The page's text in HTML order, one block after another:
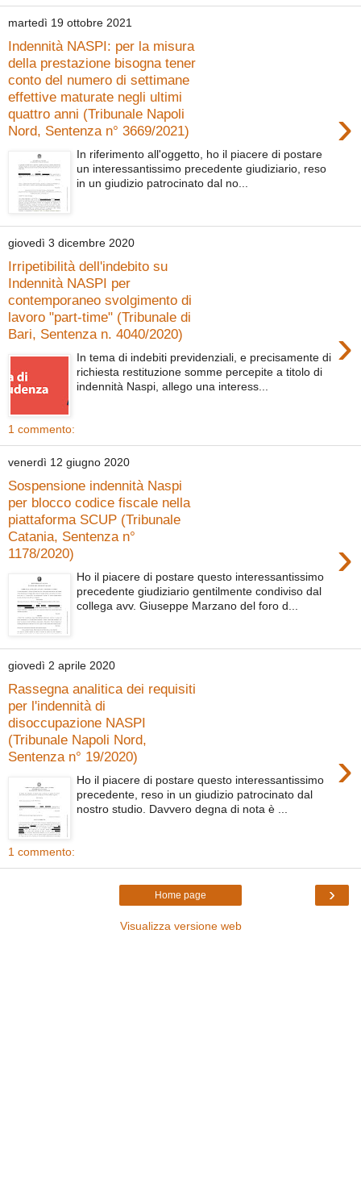
martedì 19 ottobre 2021
Indennità NASPI: per la misura
della prestazione bisogna tener
conto del numero di settimane
effettive maturate negli ultimi
quattro anni (Tribunale Napoli
Nord, Sentenza n° 3669/2021)
›
In riferimento all'oggetto, ho il piacere di postare
un interessantissimo precedente giudiziario, reso
in un giudizio patrocinato dal no...
giovedì 3 dicembre 2020
Irripetibilità dell'indebito su
Indennità NASPI per
contemporaneo svolgimento di
lavoro "part-time" (Tribunale di
Bari, Sentenza n. 4040/2020)
›
In tema di indebiti previdenziali, e precisamente di
richiesta restituzione somme percepite a titolo di
indennità Naspi, allego una interess...
1 commento:
venerdì 12 giugno 2020
Sospensione indennità Naspi
per blocco codice fiscale nella
piattaforma SCUP (Tribunale
Catania, Sentenza n°
1178/2020)
›
Ho il piacere di postare questo interessantissimo
precedente giudiziario gentilmente condiviso dal
collega avv. Giuseppe Marzano del foro d...
giovedì 2 aprile 2020
Rassegna analitica dei requisiti
per l'indennità di
disoccupazione NASPI
(Tribunale Napoli Nord,
Sentenza n° 19/2020)
›
Ho il piacere di postare questo interessantissimo
precedente, reso in un giudizio patrocinato dal
nostro studio. Davvero degna di nota è ...
1 commento:
›
Home page
Visualizza versione web